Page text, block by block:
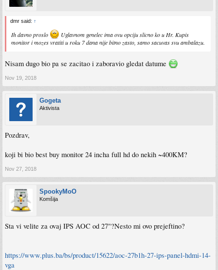
dmr said: ↑
Ih davno proslo
Uglavnom genelec ima ovu opciju slicno ko u Hr. Kupis
monitor i mozes vratiti u roku 7 dana nije bitno zasto, samo sacuvas svu ambalazu.
Nisam dugo bio pa se zacitao i zaboravio gledat datume
Nov 19, 2018
Gogeta
Aktivista
Pozdrav,
koji bi bio best buy monitor 24 incha full hd do nekih ~400KM?
Nov 27, 2018
SpookyMoO
Komšija
Sta vi velite za ovaj IPS AOC od 27"?Nesto mi ovo prejeftino?
https://www.plus.ba/bs/product/15622/aoc-27b1h-27-ips-panel-hdmi-14-
vga